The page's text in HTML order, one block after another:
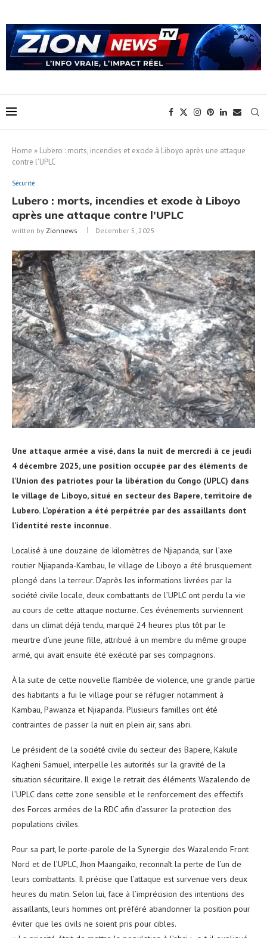
Home » Lubero : morts, incendies et exode à Liboyo après une attaque
contre l’UPLC
Sécurité
Lubero : morts, incendies et exode à Liboyo
après une attaque contre l’UPLC
written by Zionnews December 5, 2025
Une attaque armée a visé, dans la nuit de mercredi à ce jeudi
4 décembre 2025, une position occupée par des éléments de
l’Union des patriotes pour la libération du Congo (UPLC) dans
le village de Liboyo, situé en secteur des Bapere, territoire de
Lubero. L’opération a été perpétrée par des assaillants dont
l’identité reste inconnue.
Localisé à une douzaine de kilomètres de Njiapanda, sur l’axe
routier Njiapanda-Kambau, le village de Liboyo a été brusquement
plongé dans la terreur. D’après les informations livrées par la
société civile locale, deux combattants de l’UPLC ont perdu la vie
au cours de cette attaque nocturne. Ces événements surviennent
dans un climat déjà tendu, marqué 24 heures plus tôt par le
meurtre d’une jeune fille, attribué à un membre du même groupe
armé, qui avait ensuite été exécuté par ses compagnons.
À la suite de cette nouvelle flambée de violence, une grande partie
des habitants a fui le village pour se réfugier notamment à
Kambau, Pawanza et Njiapanda. Plusieurs familles ont été
contraintes de passer la nuit en plein air, sans abri.
Le président de la société civile du secteur des Bapere, Kakule
Kagheni Samuel, interpelle les autorités sur la gravité de la
situation sécuritaire. Il exige le retrait des éléments Wazalendo de
l’UPLC dans cette zone sensible et le renforcement des effectifs
des Forces armées de la RDC afin d’assurer la protection des
populations civiles.
Pour sa part, le porte-parole de la Synergie des Wazalendo Front
Nord et de l’UPLC, Jhon Maangaiko, reconnaît la perte de l’un de
leurs combattants. Il précise que l’attaque est survenue vers deux
heures du matin. Selon lui, face à l’imprécision des intentions des
assaillants, leurs hommes ont préféré abandonner la position pour
éviter que les civils ne soient pris pour cibles.